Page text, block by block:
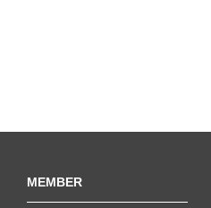
MEMBER